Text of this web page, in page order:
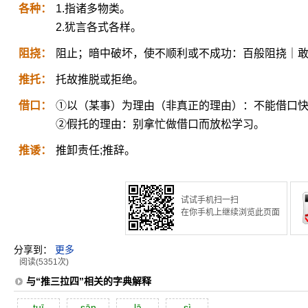
各种：
1.指诸多物类。
2.犹言各式各样。
阻挠： 阻止；暗中破坏，使不顺利或不成功：百般阻挠｜
推托： 托故推脱或拒绝。
借口：
①以（某事）为理由（非真正的理由）：不能借口
②假托的理由：别拿忙做借口而放松学习。
推诿： 推卸责任;推辞。
试试手机扫一扫
在你手机上继续浏览此页面
分享到： 更多
阅读(5351次)
与“推三拉四”相关的字典解释